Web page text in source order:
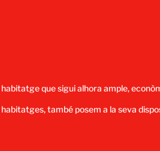
que sigui alhora ample,
també posem a la seva